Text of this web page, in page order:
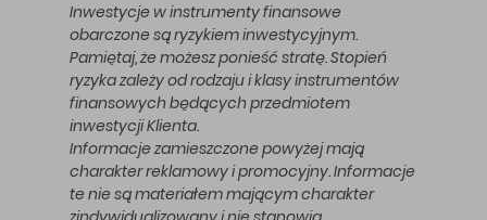
Inwestycje w instrumenty finansowe
obarczone są ryzykiem inwestycyjnym.
Pamiętaj, że możesz ponieść stratę. Stopień
ryzyka zależy od rodzaju i klasy instrumentów
finansowych będących przedmiotem
inwestycji Klienta.
Informacje zamieszczone powyżej mają
charakter reklamowy i promocyjny. Informacje
te nie są materiałem mającym charakter